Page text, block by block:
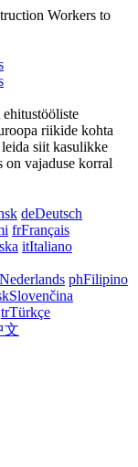
Workers to
riikide kohta
siit kasulikke
on vajaduse korral
deDeutsch
frFrançais
itItaliano
Nederlands phFilipino
Slovenčina
trTürkçe
文